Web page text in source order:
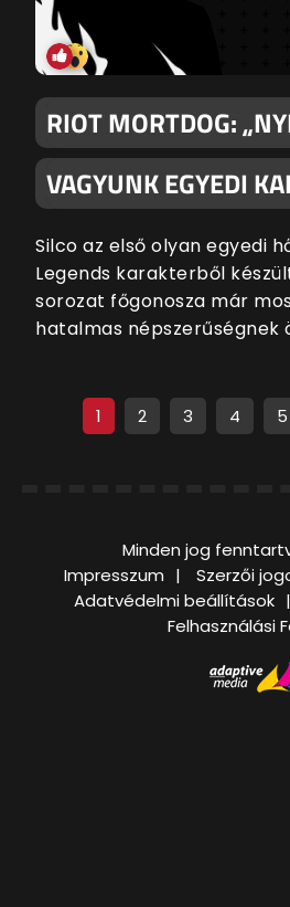
RIOT MORTDOG:
VAGYUNK EGYEDI
Silco az első olyan egyedi
Legends karakterből
sorozat főgonosza már
hatalmas népszerűségnek
1 2 3 4 5
Minden jog
Impresszum
Szerzői
Adatvédelmi beállítások
Felhasználási